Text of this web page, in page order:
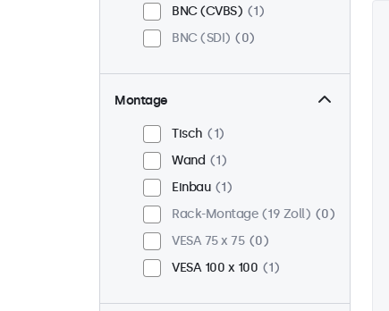
BNC (CVBS)
1
BNC (SDI)
0
Montage
Tisch
1
Wand
1
Einbau
1
Rack-Montage (19 Zoll)
0
VESA 75 x 75
0
VESA 100 x 100
1